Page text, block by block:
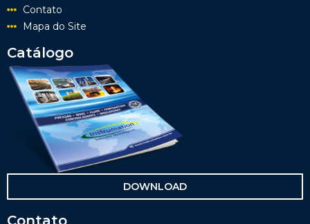
Contato
Mapa do Site
Catálogo
DOWNLOAD
Contato